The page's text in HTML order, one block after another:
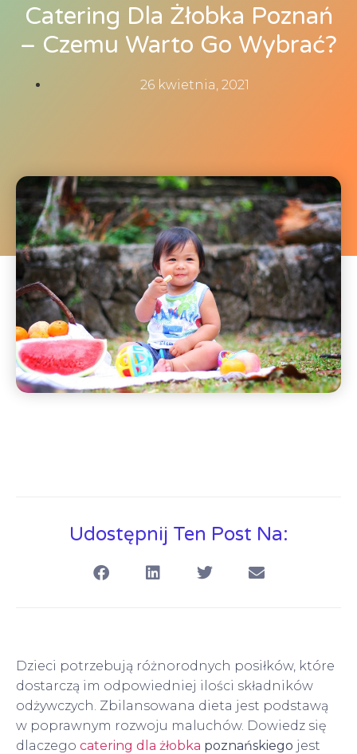
Catering Dla Żłobka Poznań
– Czemu Warto Go Wybrać?
26 kwietnia, 2021
Udostępnij Ten Post Na:
Dzieci potrzebują różnorodnych posiłków, które
dostarczą im odpowiedniej ilości składników
odżywczych. Zbilansowana dieta jest podstawą
w poprawnym rozwoju maluchów. Dowiedz się
dlaczego catering dla żłobka poznańskiego jest